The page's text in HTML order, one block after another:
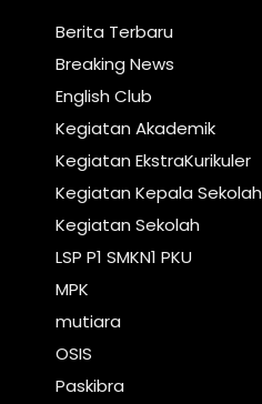
Berita Terbaru
Breaking News
English Club
Kegiatan Akademik
Kegiatan EkstraKurikuler
Kegiatan Kepala Sekolah
Kegiatan Sekolah
LSP P1 SMKN1 PKU
MPK
mutiara
OSIS
Paskibra